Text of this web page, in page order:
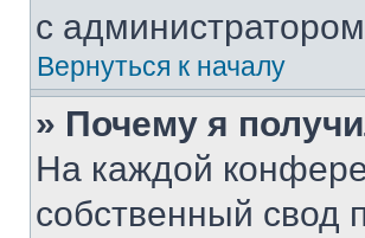
с
Вернуться к началу
» Почему я
На каждой
собственный свод